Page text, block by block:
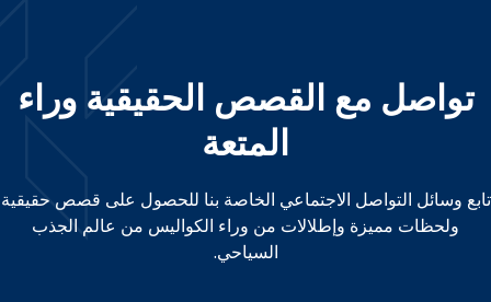
تواصل مع القصص الحقيقية وراء
المتعة
تابع وسائل التواصل الاجتماعي الخاصة بنا للحصول على قصص حقيقية
ولحظات مميزة وإطلالات من وراء الكواليس من عالم الجذب
السياحي.